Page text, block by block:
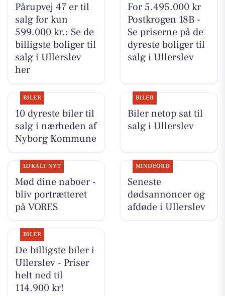
Pårupvej 47 er til
salg for kun
599.000 kr.: Se de
billigste boliger til
salg i Ullerslev
her
For 5.495.000 kr
Postkrogen 18B -
Se priserne på de
dyreste boliger til
salg i Ullerslev
BILER
10 dyreste biler til
salg i nærheden af
Nyborg Kommune
BILER
Biler netop sat til
salg i Ullerslev
LOKALT NYT
Mød dine naboer -
bliv portrætteret
på VORES
MINDEORD
Seneste
dødsannoncer og
afdøde i Ullerslev
BILER
De billigste biler i
Ullerslev - Priser
helt ned til
114.900 kr!